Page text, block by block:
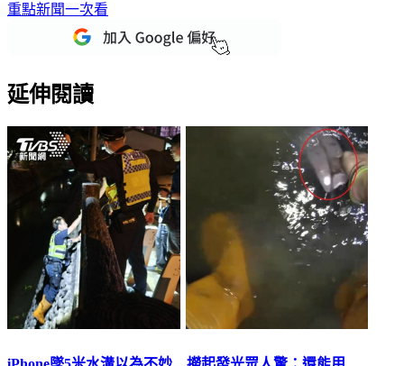
下載TVBS新聞APP，最新消息不漏接
重點新聞一次看